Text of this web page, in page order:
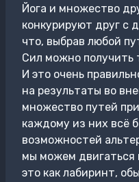
Йога и множество
конкурируют друг с
что, выбрав любой
Сил можно получить
И это очень
на результаты во
множество путей
каждому из них всё
возможностей
мы можем двигаться
это как лабиринт,